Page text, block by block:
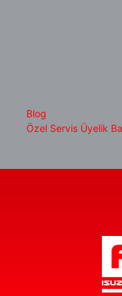
Blog
Özel Servis Üyelik